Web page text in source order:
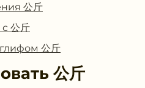
公斤
公斤
公斤
公斤